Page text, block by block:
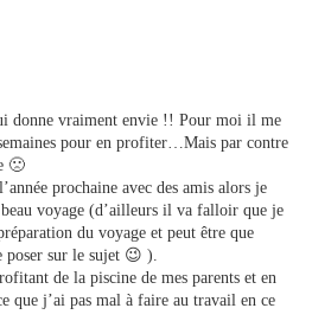
donne vraiment envie !! Pour moi il me
pour en profiter…Mais par contre
🙁
prochaine avec des amis alors je
voyage (d’ailleurs il va falloir que je
du voyage et peut être que
poser sur le sujet 😉 ).
de la piscine de mes parents et en
que j’ai pas mal à faire au travail en ce